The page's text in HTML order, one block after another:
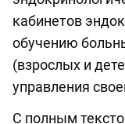
кабинетов
обучению
(взрослых и
управления
С полным